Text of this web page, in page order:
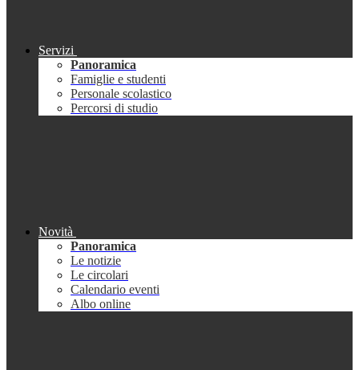
Servizi
Panoramica
Famiglie e studenti
Personale scolastico
Percorsi di studio
Novità
Panoramica
Le notizie
Le circolari
Calendario eventi
Albo online